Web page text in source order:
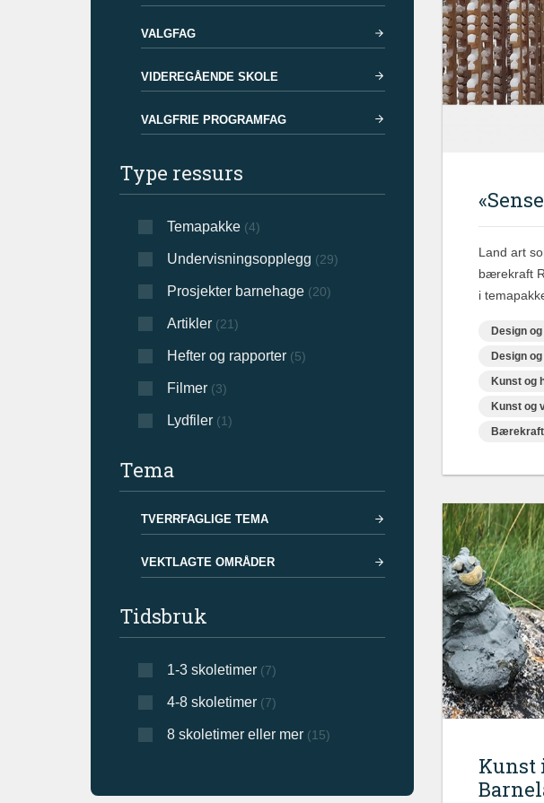
VALGFAG
VIDEREGÅENDE SKOLE
VALGFRIE PROGRAMFAG
Type ressurs
Temapakke(4)
Undervisningsopplegg (29)
Prosjekter barnehage(20)
Artikler(21)
Hefter og rapporter(5)
Filmer(3)
Lydfiler(1)
Tema
TVERRFAGLIGE TEMA
VEKTLAGTE OMRÅDER
Tidsbruk
1-3 skoletimer(7)
4-8 skoletimer(7)
8 skoletimer eller mer(15)
Land art
bærekraft
i
Design
Design
Kunst og
Kunst og
Kunst